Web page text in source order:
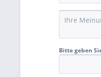
Bitte geben